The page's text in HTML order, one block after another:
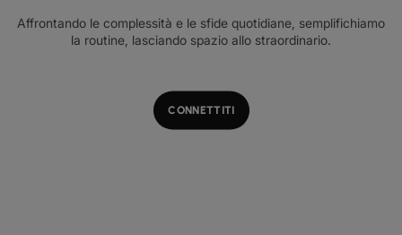
Affrontando le complessità e le sfide quotidiane, semplifichiamo
la routine, lasciando spazio allo straordinario.
CONNETTITI